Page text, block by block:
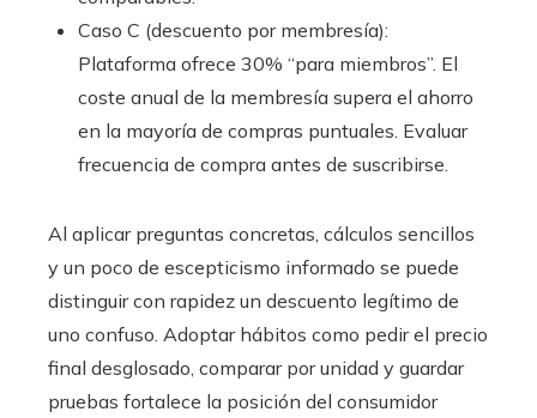
Caso C (descuento por membresía):
Plataforma ofrece 30% “para miembros”. El
coste anual de la membresía supera el ahorro
en la mayoría de compras puntuales. Evaluar
frecuencia de compra antes de suscribirse.
Al aplicar preguntas concretas, cálculos sencillos
y un poco de escepticismo informado se puede
distinguir con rapidez un descuento legítimo de
uno confuso. Adoptar hábitos como pedir el precio
final desglosado, comparar por unidad y guardar
pruebas fortalece la posición del consumidor